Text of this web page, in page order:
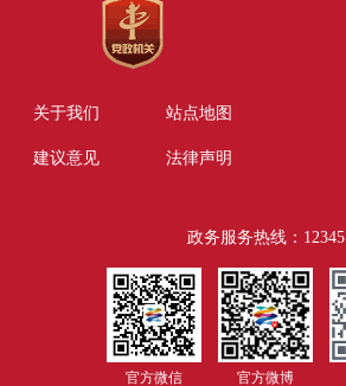
关于我们 站点地图
建议意见 法律声明
政务服务热线：12345
官方微信 官方微博